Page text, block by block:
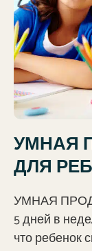
УМНАЯ
ДЛЯ
УМНАЯ
5 дней в
что ребенок